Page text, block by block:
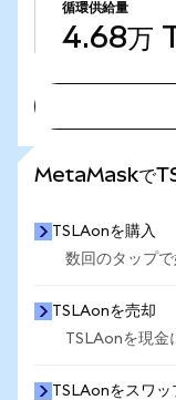
循環供給量
4.68万
MetaMaskで
TSLAonを購入
数回のタップで
TSLAonを売却
TSLAonを現金
TSLAonをスワッ